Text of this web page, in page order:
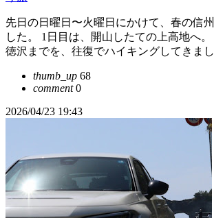
先日の日曜日〜火曜日にかけて、春の信
した。 1日目は、開山したての上高地へ
徳沢までを、往復でハイキングしてきま
thumb_up 68
comment0
2026/04/23 19:43